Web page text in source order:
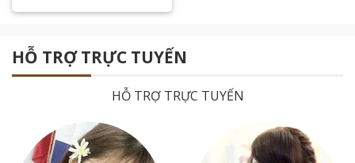
Xem chi tiết
HỖ TRỢ TRỰC TUYẾN
HỖ TRỢ TRỰC TUYẾN